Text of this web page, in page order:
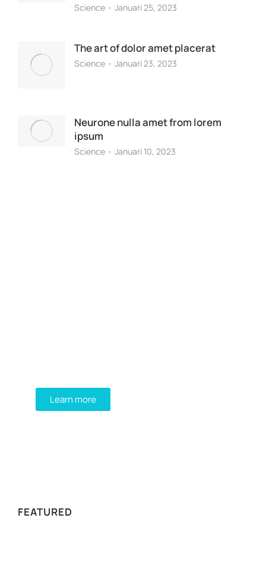
Science Januari 25, 2023
The art of dolor amet placerat
Science Januari 23, 2023
Neurone nulla amet from lorem
ipsum
Science Januari 10, 2023
Learn more
FEATURED